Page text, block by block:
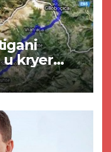
u kryer
e
për